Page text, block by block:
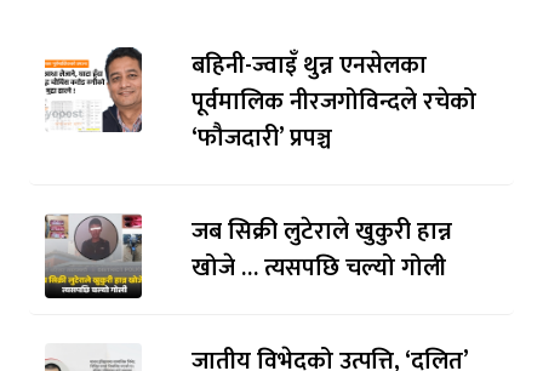
बहिनी-ज्वाइँ थुन्न एनसेलका
पूर्वमालिक नीरजगोविन्दले रचेको
‘फौजदारी’ प्रपञ्च
जब सिक्री लुटेराले खुकुरी हान्न
खोजे … त्यसपछि चल्यो गोली
जातीय विभेदको उत्पत्ति, ‘दलित’